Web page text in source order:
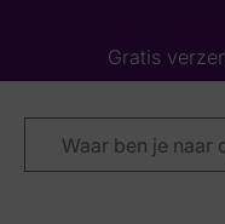
Gratis